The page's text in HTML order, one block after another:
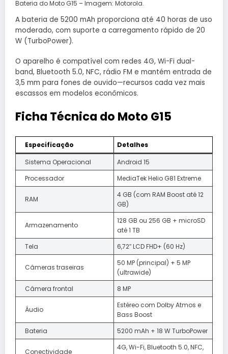
Bateria do Moto G15 – Imagem: Motorola.
A bateria de 5200 mAh proporciona até 40 horas de uso
moderado, com suporte a carregamento rápido de 20
W (TurboPower).
O aparelho é compatível com redes 4G, Wi-Fi dual-
band, Bluetooth 5.0, NFC, rádio FM e mantém entrada de
3,5 mm para fones de ouvido—recursos cada vez mais
escassos em modelos econômicos.
Ficha Técnica do Moto G15
Especificação
Detalhes
Sistema Operacional
Android 15
Processador
MediaTek Helio G81 Extreme
RAM
4 GB (com RAM Boost até 12
GB)
Armazenamento
128 GB ou 256 GB + microSD
até 1 TB
Tela
6,72″ LCD FHD+ (60 Hz)
Câmeras traseiras
50 MP (principal) + 5 MP
(ultrawide)
Câmera frontal
8 MP
Áudio
Estéreo com Dolby Atmos e
Bass Boost
Bateria
5200 mAh + 18 W TurboPower
Conectividade
4G, Wi-Fi, Bluetooth 5.0, NFC,